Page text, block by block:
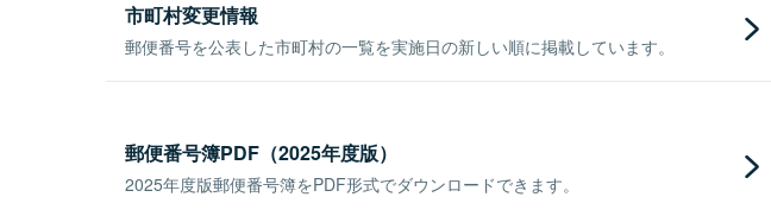
市町村変更情報
郵便番号を公表した市町村の一覧を実施日の新しい順に掲載しています。
郵便番号簿PDF（2025年度版）
2025年度版郵便番号簿をPDF形式でダウンロードできます。